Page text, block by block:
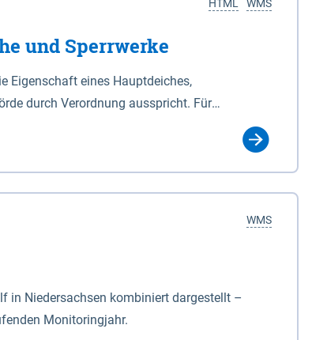
WMS
HTML
und Sperrwerke
Eigenschaft eines Hauptdeiches,
durch Verordnung ausspricht. Für
(NDG). Die Widmung "2.Deichlinie" ist
bestimmt sind (§2 Abs.3 NDG). Ein Bauwerk
die die Deichbehörde durch Verordnung
WMS
in Niedersachsen kombiniert dargestellt –
Monitoringjahr.